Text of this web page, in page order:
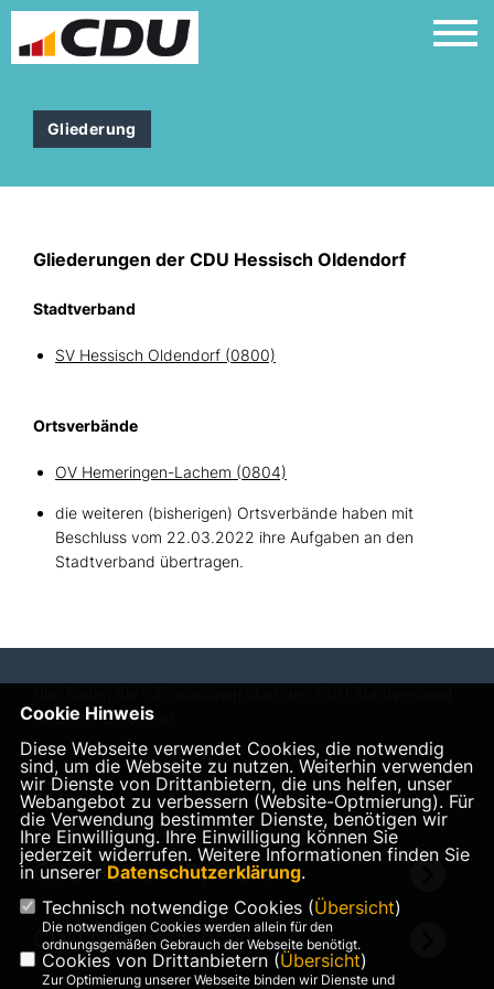
Gliederung
Gliederungen der CDU Hessisch Oldendorf
Stadtverband
SV Hessisch Oldendorf (0800)
Ortsverbände
OV Hemeringen-Lachem (0804)
die weiteren (bisherigen) Ortsverbände haben mit
Beschluss vom 22.03.2022 ihre Aufgaben an den
Stadtverband übertragen.
Hessisch Oldendorf
IMPRESSUM DATENSCHUTZ KONTAKT
CDU Hameln-Pyrmont
CDU Niedersachsen
Cookie Hinweis
Diese Webseite verwendet Cookies, die notwendig
sind, um die Webseite zu nutzen. Weiterhin verwenden
wir Dienste von Drittanbietern, die uns helfen, unser
Webangebot zu verbessern (Website-Optmierung). Für
die Verwendung bestimmter Dienste, benötigen wir
Ihre Einwilligung. Ihre Einwilligung können Sie
jederzeit widerrufen. Weitere Informationen finden Sie
in unserer Datenschutzerklärung.
Technisch notwendige Cookies (Übersicht)
Die notwendigen Cookies werden allein für den
ordnungsgemäßen Gebrauch der Webseite benötigt.
Cookies von Drittanbietern (Übersicht)
Zur Optimierung unserer Webseite binden wir Dienste und